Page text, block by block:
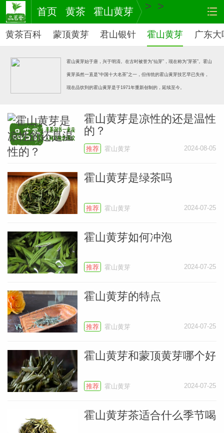
茶
首页 >
黄茶 >
霍山黄芽
地图
黄茶百科 蒙顶黄芽 君山银针 霍山黄芽 广东大
沩山毛
霍山黄芽始于唐，兴于明清。在古时被誉为“仙芽”，现在称为“芽茶”。霍山
黄芽虽然一直是“中国十大名茶”之一，但传统的霍山黄芽技艺早已失传，
现在品饮到的霍山黄芽是于1971年重新创制的，延续至今。
霍山黄芽是凉性的还是温性
的？
推荐 霍山黄芽 2024-08-05
霍山黄芽是绿茶吗
推荐 霍山黄芽 2024-07-25
霍山黄芽如何冲泡
推荐 霍山黄芽 2024-07-25
霍山黄芽的特点
推荐 霍山黄芽 2024-07-25
霍山黄芽和蒙顶黄芽哪个好
推荐 霍山黄芽 2024-07-25
霍山黄芽茶适合什么季节喝